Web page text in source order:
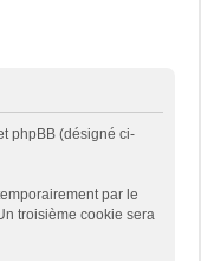
phpBB (désigné ci-
par le
troisième cookie sera